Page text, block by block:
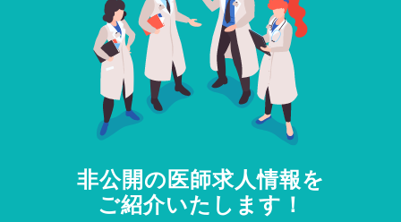
非公開の医師求人情報を
ご紹介いたします！